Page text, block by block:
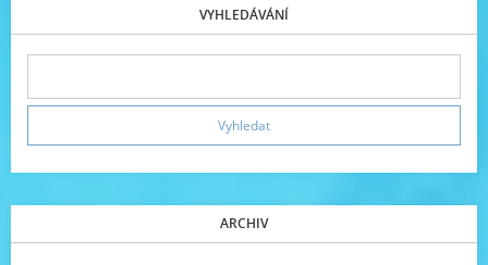
VYHLEDÁVÁNÍ
ARCHIV